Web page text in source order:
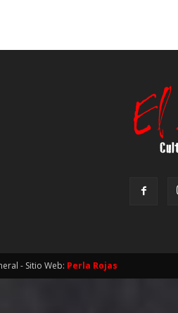
- Sitio Web: Perla Rojas